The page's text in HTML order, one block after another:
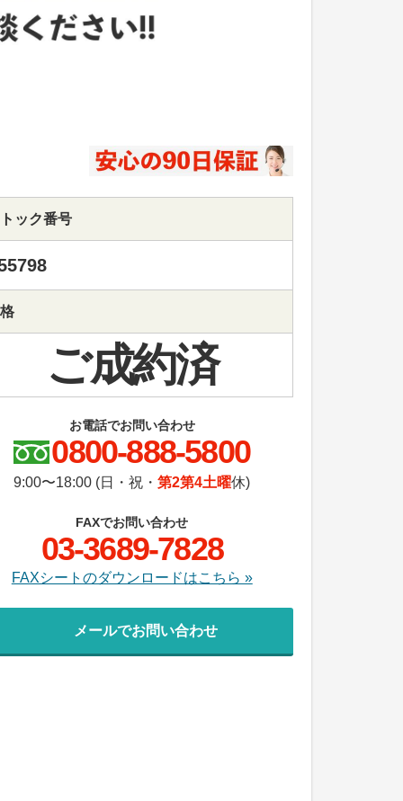
ック番号
ご成約済
お電話でお問い合わせ
0800-888-5800
9:00〜18:00 (日・祝・第2第4土曜休)
FAXでお問い合わせ
03-3689-7828
FAXシートのダウンロードはこちら »
メールでお問い合わせ